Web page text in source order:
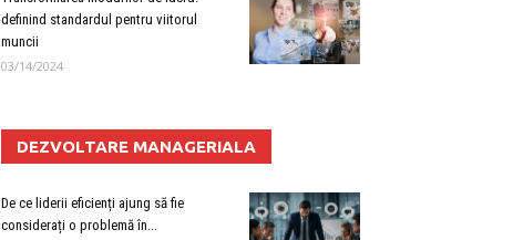
definind standardul pentru viitorul
muncii
03/14/2024
DEZVOLTARE MANAGERIALA
De ce liderii eficienți ajung să fie
considerați o problemă în...